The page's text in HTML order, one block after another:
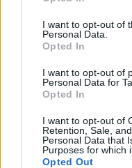
I want to opt-out of
Personal Data.
Opted In
I want to opt-out of
Personal Data for
Opted In
I want to opt-out of
Retention, Sale,
Personal Data that
Purposes for which
Opted Out
Répondre vite traduit
ou professionnelles.
profils sont capables
sans stress excessif et
rapidement, sans les